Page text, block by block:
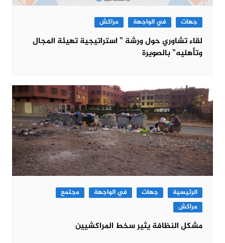
جهات في الواجهة مراكش
لقاء تشاوري حول ورشة ” استراتيجية تهيئة المجال
وتأهليه” بالصويرة
الرئيسية جهات في الواجهة
مجتمع
مراكش
مشكل النظافة يثير سخط المراكشيين